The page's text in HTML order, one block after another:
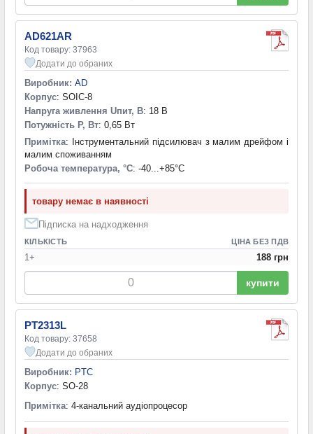
AD621AR
Код товару: 37963
Додати до обраних
Виробник: AD
Корпус: SOIC-8
Напруга живлення Uпит, В: 18 В
Потужність P, Вт: 0,65 Вт
Примітка: Інструментальний підсилювач з малим дрейфом і
малим споживанням
Робоча температура, °С: -40...+85°С
товару немає в наявності
Підписка на надходження
КІЛЬКІСТЬ ЦІНА БЕЗ ПДВ
1+ 188 грн
купити
PT2313L
Код товару: 37658
Додати до обраних
Виробник: PTC
Корпус: SO-28
Примітка: 4-канальний аудіопроцесор